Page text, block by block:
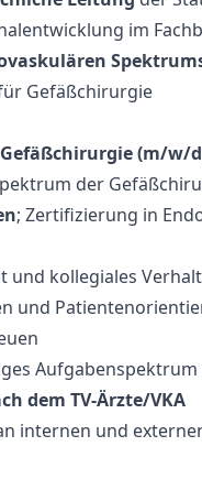
im
Gefäßchirurgie
(m/w/
der
; Zertifizierung in
und kollegiales
und
dem TV-Ärzte/VKA
internen und